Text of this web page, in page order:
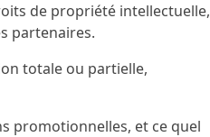
de propriété intellectuelle,
partenaires.
totale ou partielle,
promotionnelles, et ce quel